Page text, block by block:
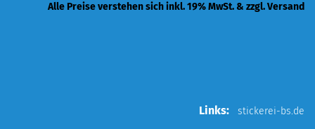
Alle Preise verstehen sich inkl. 19% MwSt. & zzgl. Versand
Links: stickerei-bs.de